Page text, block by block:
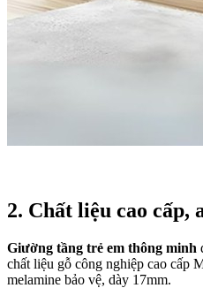
2. Chất liệu cao cấp,
Giường tầng trẻ em thông minh
chất liệu gỗ công nghiệp cao cấp
melamine bảo vệ, dày 17mm.